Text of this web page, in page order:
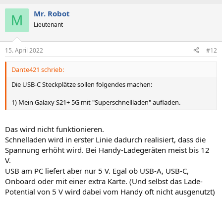
M Mr. Robot
Lieutenant
15. April 2022 #12
Dante421 schrieb:
Die USB-C Steckplätze sollen folgendes machen:
1) Mein Galaxy S21+ 5G mit "Superschnellladen" aufladen.
Das wird nicht funktionieren.
Schnelladen wird in erster Linie dadurch realisiert, dass die
Spannung erhöht wird. Bei Handy-Ladegeräten meist bis 12
V.
USB am PC liefert aber nur 5 V. Egal ob USB-A, USB-C,
Onboard oder mit einer extra Karte. (Und selbst das Lade-
Potential von 5 V wird dabei vom Handy oft nicht ausgenutzt)